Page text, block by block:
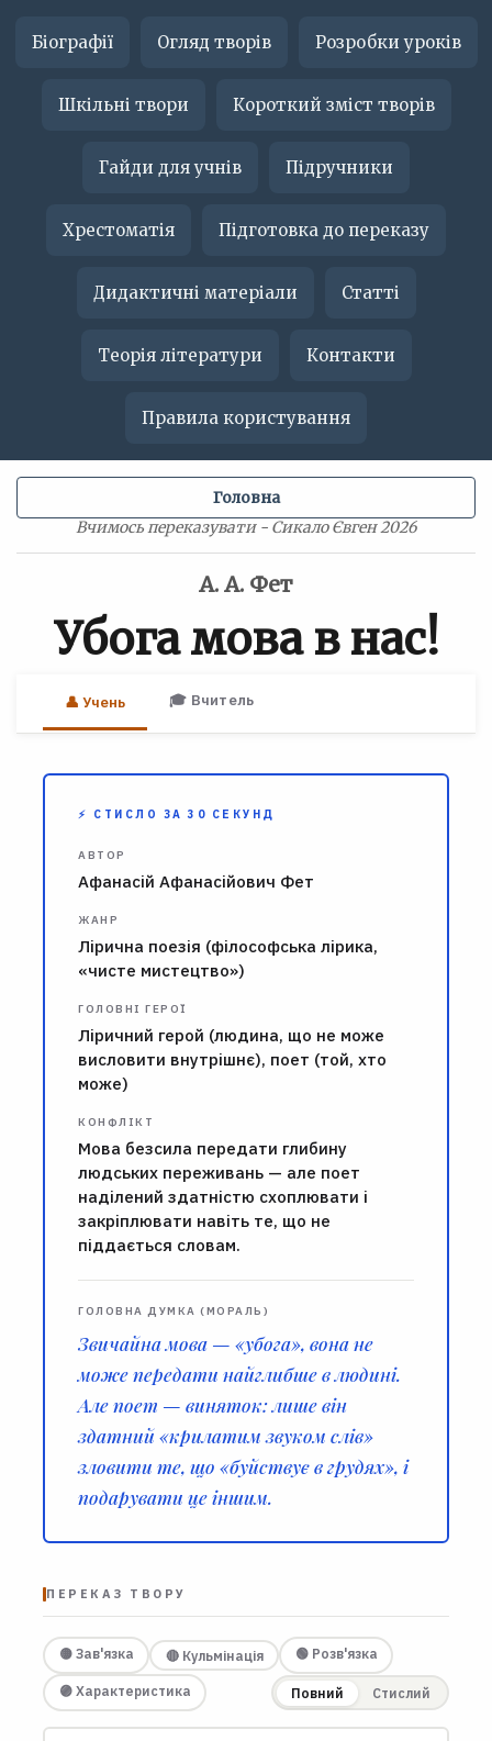
Біографії Огляд творів Розробки уроків
Шкільні твори Короткий зміст творів
Гайди для учнів Підручники
Хрестоматія Підготовка до переказу
Дидактичні матеріали Статті
Теорія літератури Контакти
Правила користування
Вчимось переказувати - Сикало Євген 2026
Головна
А. А. Фет
Убога мова в нас!
👤 Учень 🎓 Вчитель
⚡ СТИСЛО ЗА 30 СЕКУНД
АВТОР
Афанасій Афанасійович Фет
ЖАНР
Лірична поезія (філософська лірика,
«чисте мистецтво»)
ГОЛОВНІ ГЕРОЇ
Ліричний герой (людина, що не може
висловити внутрішнє), поет (той, хто
може)
КОНФЛІКТ
Мова безсила передати глибину
людських переживань — але поет
наділений здатністю схоплювати і
закріплювати навіть те, що не
піддається словам.
ГОЛОВНА ДУМКА (МОРАЛЬ)
Звичайна мова — «убога», вона не
може передати найглибше в людині.
Але поет — виняток: лише він
здатний «крилатим звуком слів»
зловити те, що «буйствує в грудях», і
подарувати це іншим.
ПЕРЕКАЗ ТВОРУ
🟡 Зав'язка 🔴 Кульмінація 🟢 Розв'язка
🟣 Характеристика Повний Стислий